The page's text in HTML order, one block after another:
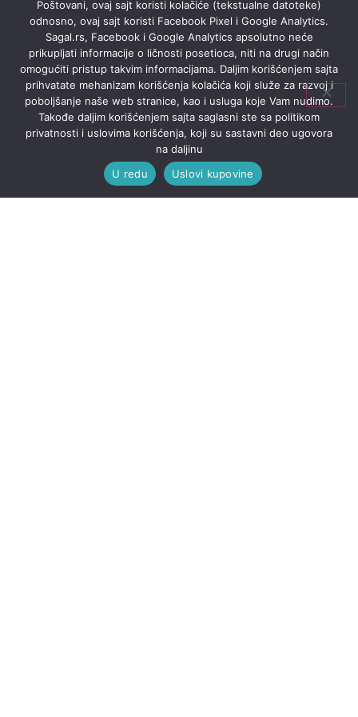
Poštovani, ovaj sajt koristi kolačiće (tekstualne datoteke)
odnosno, ovaj sajt koristi Facebook Pixel i Google Analytics.
Sagal.rs, Facebook i Google Analytics apsolutno neće
prikupljati informacije o ličnosti posetioca, niti na drugi način
omogućiti pristup takvim informacijama. Daljim korišćenjem sajta
prihvatate mehanizam korišćenja kolačića koji služe za razvoj i
poboljšanje naše web stranice, kao i usluga koje Vam nudimo.
Takođe daljim korišćenjem sajta saglasni ste sa politikom
privatnosti i uslovima korišćenja, koji su sastavni deo ugovora
na daljinu
U redu
Uslovi kupovine